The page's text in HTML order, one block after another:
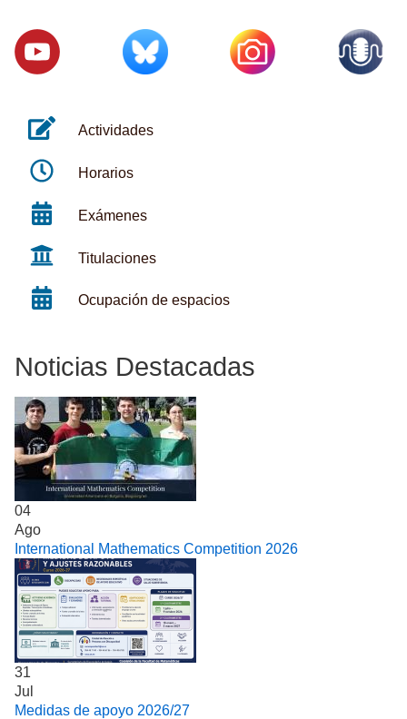
Actividades
Horarios
Exámenes
Titulaciones
Ocupación de espacios
Noticias Destacadas
04
Ago
International Mathematics Competition 2026
31
Jul
Medidas de apoyo 2026/27